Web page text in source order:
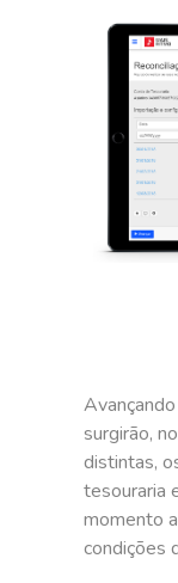
surgirão,
distintas,
tesouraria
momento
condições